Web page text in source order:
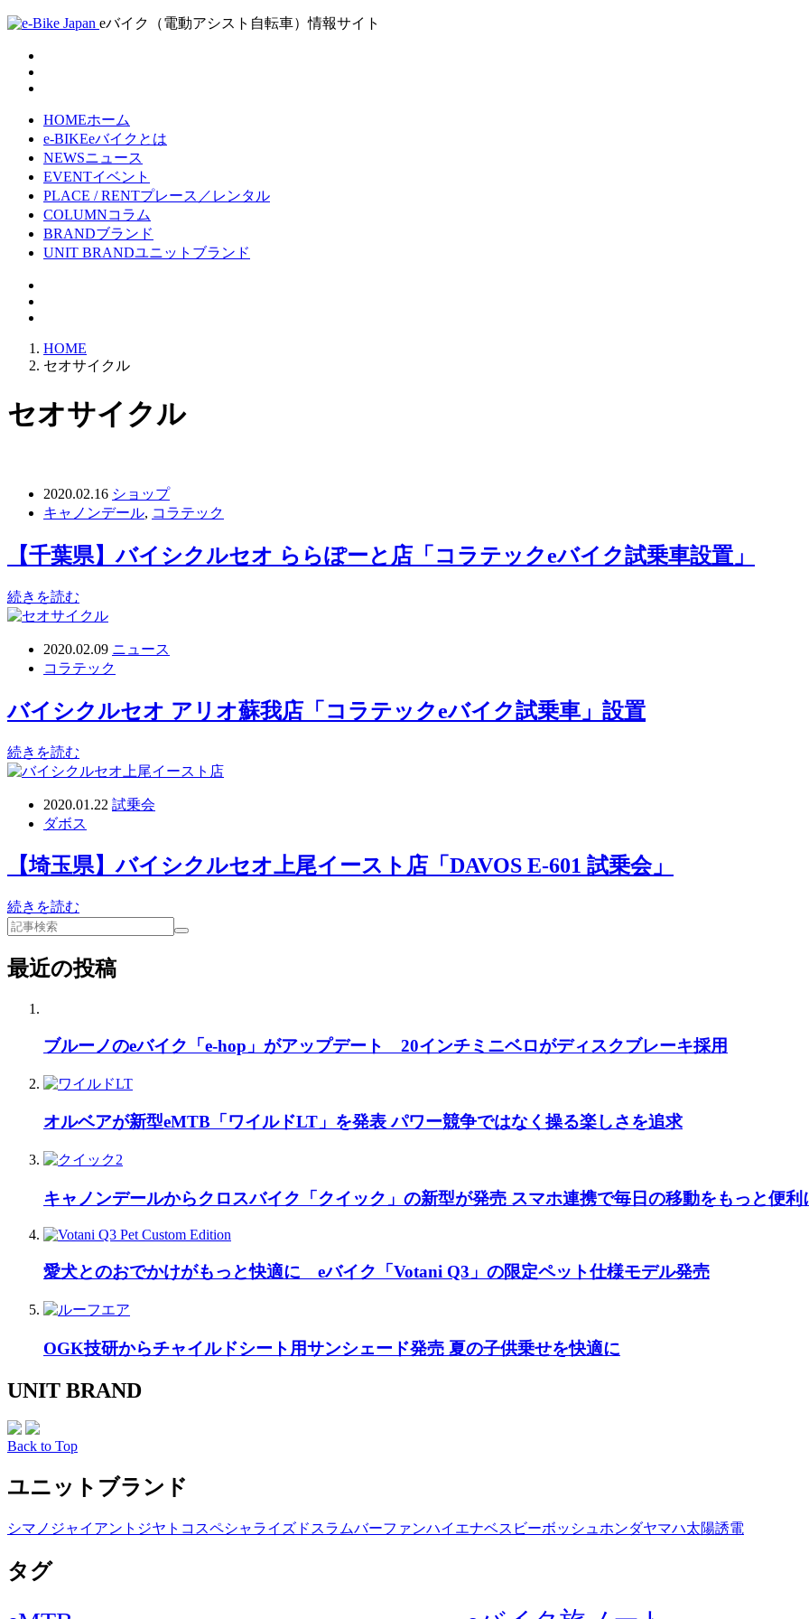
eバイク（電動アシスト自転車）情報サイト
HOMEホーム
e-BIKEeバイクとは
NEWSニュース
EVENTイベント
PLACE / RENTプレース／レンタル
COLUMNコラム
BRANDブランド
UNIT BRANDユニットブランド
HOME
セオサイクル
セオサイクル
2020.02.16 ショップ
キャノンデール, コラテック
【千葉県】バイシクルセオ ららぽーと店「コラテックeバイク試乗車設置」
続きを読む
2020.02.09 ニュース
コラテック
バイシクルセオ アリオ蘇我店「コラテックeバイク試乗車」設置
続きを読む
2020.01.22 試乗会
ダボス
【埼玉県】バイシクルセオ上尾イースト店「DAVOS E-601 試乗会」
続きを読む
最近の投稿
ブルーノのeバイク「e-hop」がアップデート 20インチミニベロがディスクブレーキ採用
オルベアが新型eMTB「ワイルドLT」を発表 パワー競争ではなく操る楽しさを追求
キャノンデールからクロスバイク「クイック」の新型が発売 スマホ連携で毎日の移動をもっと便利
愛犬とのおでかけがもっと快適に eバイク「Votani Q3」の限定ペット仕様モデル発売
OGK技研からチャイルドシート用サンシェード発売 夏の子供乗せを快適に
UNIT BRAND
Back to Top
ユニットブランド
シマノ ジャイアント ジヤトコ スペシャライズド スラムバーファンハイエナベスビーボッシュ ホンダヤマハ太陽誘電
タグ